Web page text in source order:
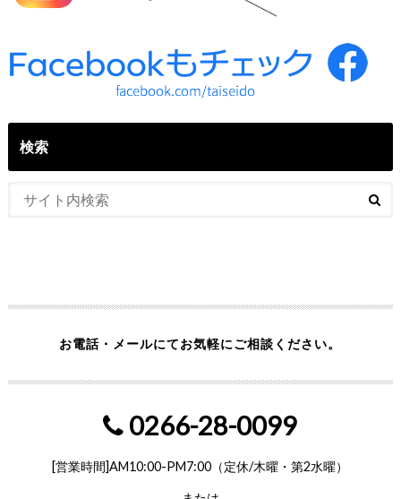
検索
お電話・メールにてお気軽にご相談ください。
0266-28-0099
[営業時間]AM10:00-PM7:00（定休/木曜・第2水曜）